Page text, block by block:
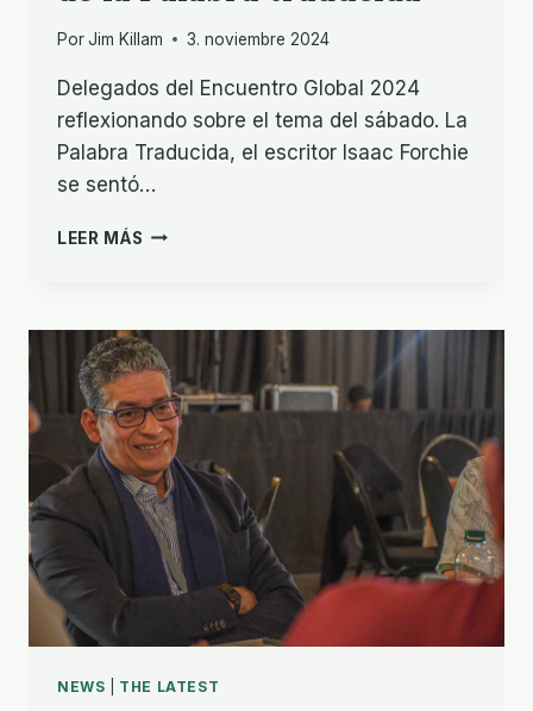
PorJim Killam 3. noviembre 2024
Delegados del Encuentro Global 2024
reflexionando sobre el tema del sábado. La
Palabra Traducida, el escritor Isaac Forchie
se sentó…
LEER MÁS IMPACTANDO
DE
LA
PALABRA
TRADUCIDA
NEWS THE LATEST